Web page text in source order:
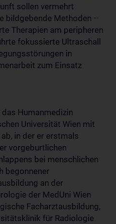
sollen vermehrt
bildgebende Methoden –
Therapien am peripheren
fokussierte Ultraschall
in
zum Einsatz
Humanmedizin
Universität Wien mit
in der er erstmals
vorgeburtlichen
bei menschlichen
begonnener
an der
der MedUni Wien
Facharztausbildung,
für Radiologie